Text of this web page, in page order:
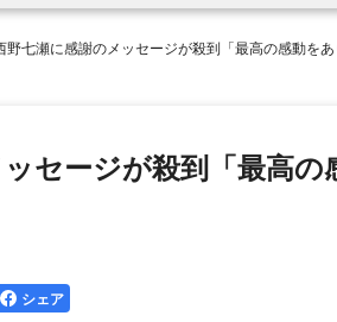
野七瀬に感謝のメッセージが殺到「最高の感動をあ
セージが殺到「最高の
シェア